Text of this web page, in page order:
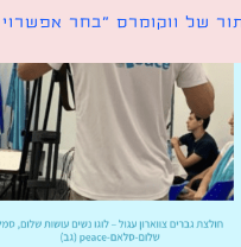
״בחר אפשרויות״